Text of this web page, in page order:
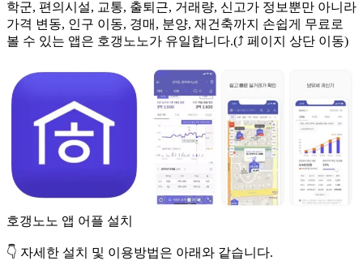
학군, 편의시설, 교통, 출퇴근, 거래량, 신고가 정보뿐만 아니라
가격 변동, 인구 이동, 경매, 분양, 재건축까지 손쉽게 무료로
볼 수 있는 앱은 호갱노노가 유일합니다.(⤴️ 페이지 상단 이동)
호갱노노 앱 어플 설치
👇 자세한 설치 및 이용방법은 아래와 같습니다.